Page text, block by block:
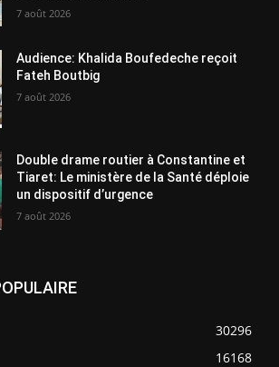
7 août 2026
Audience: Khalida Boufedeche reçoit
Fateh Boutbig
7 août 2026
Double drame routier à Constantine et
Tiaret: Le ministère de la Santé déploie
un dispositif d’urgence
7 août 2026
30296
16168